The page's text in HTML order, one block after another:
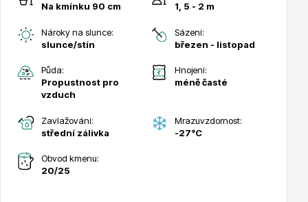
Růže KORDES
Na kmínku 90 cm
1, 5 - 2 m
Nároky na slunce:
slunce/stín
Sázení:
březen - listopad
Půda:
Propustnost pro
vzduch
Hnojení:
méně časté
Zavlažování:
střední zálivka
Mrazuvzdornost:
-27°C
Obvod kmenu:
20/25